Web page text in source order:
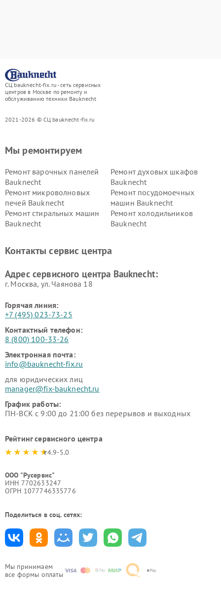
СЦ bauknecht-fix.ru - сеть сервисных
центров в Москве по ремонту и
обслуживанию техники Bauknecht
2021-2026 © СЦ bauknecht-fix.ru
Мы принимаем
все формы оплаты
Мы ремонтируем
Ремонт варочных панелей
Bauknecht
Ремонт духовых шкафов
Bauknecht
Ремонт микроволновых
печей Bauknecht
Ремонт посудомоечных
машин Bauknecht
Ремонт стиральных машин
Bauknecht
Ремонт холодильников
Bauknecht
Контакты сервис центра
Адрес сервисного центра Bauknecht:
г. Москва, ул. Чаянова 18
Горячая линия:
+7 (495) 023-73-25
Контактный телефон:
8 (800) 100-33-26
Электронная почта:
info@bauknecht-fix.ru
для юридических лиц
manager@fix-bauknecht.ru
График работы:
ПН-ВСК с 9:00 до 21:00 без перерывов и выходных
Рейтинг сервисного центра
4.9-5.0
ООО "Русервис"
ИНН 7702633247
ОГРН 1077746335776
Поделиться в соц. сетях: